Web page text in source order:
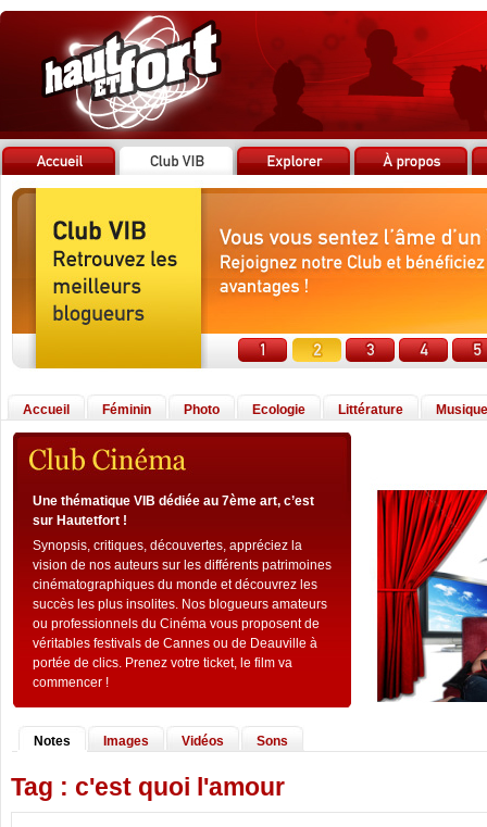
Accueil Féminin Photo Ecologie Littérature Musique
Une thématique VIB dédiée au 7ème art, c’est
sur Hautetfort !
Synopsis, critiques, découvertes, appréciez la
vision de nos auteurs sur les différents patrimoines
cinématographiques du monde et découvrez les
succès les plus insolites. Nos blogueurs amateurs
ou professionnels du Cinéma vous proposent de
véritables festivals de Cannes ou de Deauville à
portée de clics. Prenez votre ticket, le film va
commencer !
Notes Images Vidéos Sons
Tag : c'est quoi l'amour